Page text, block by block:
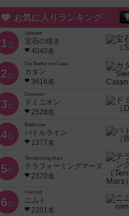
お気に入りランキング
1位
Splendor
宝石の煌き
4040名
2位
Die Siedler von Catan
カタン
3616名
3位
Dominion
ドミニオン
2528名
4位
Battle Line
バトルライン
2377名
5位
Terraforming Mars
テラフォーミングマーズ
2370名
6位
6 nimmt!
ニムト
2201名